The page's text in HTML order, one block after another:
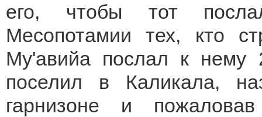
его, чтобы тот
Месопотамии тех, кто
Му'авийа послал к нему
поселил в Каликала,
гарнизоне и